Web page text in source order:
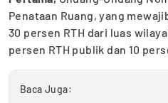
Penataan Ruang, yang
30 persen RTH dari luas
persen RTH publik dan 10
Baca Juga: